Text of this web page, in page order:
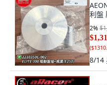
利盤
2%
(
8/14